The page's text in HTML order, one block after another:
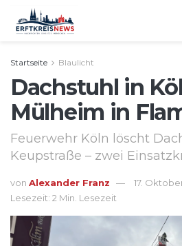
Startseite Blaulicht
Dachstuhl in
Mülheim in
Feuerwehr Köln löscht
Keupstraße – zwei
von Alexander Franz
17.
Lesezeit: 2 Min. Lesezeit